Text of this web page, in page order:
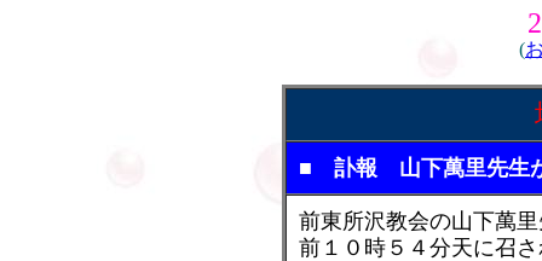
(
■ 訃報 山下萬里先生
前東所沢教会の山下萬
前１０時５４分天に召